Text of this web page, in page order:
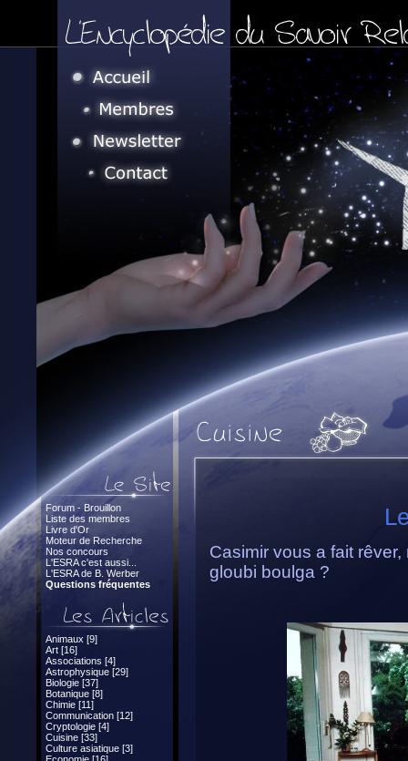
Forum - Brouillon
Liste des membres
Livre d'Or
Moteur de Recherche
Nos concours
L'ESRA c'est aussi...
L'ESRA de B. Werber
Questions fréquentes
Animaux [9]
Art [16]
Associations [4]
Astrophysique [29]
Biologie [37]
Botanique [8]
Chimie [11]
Communication [12]
Cryptologie [4]
Cuisine [33]
Culture asiatique [3]
Casimir vous a fait
gloubi boulga ?